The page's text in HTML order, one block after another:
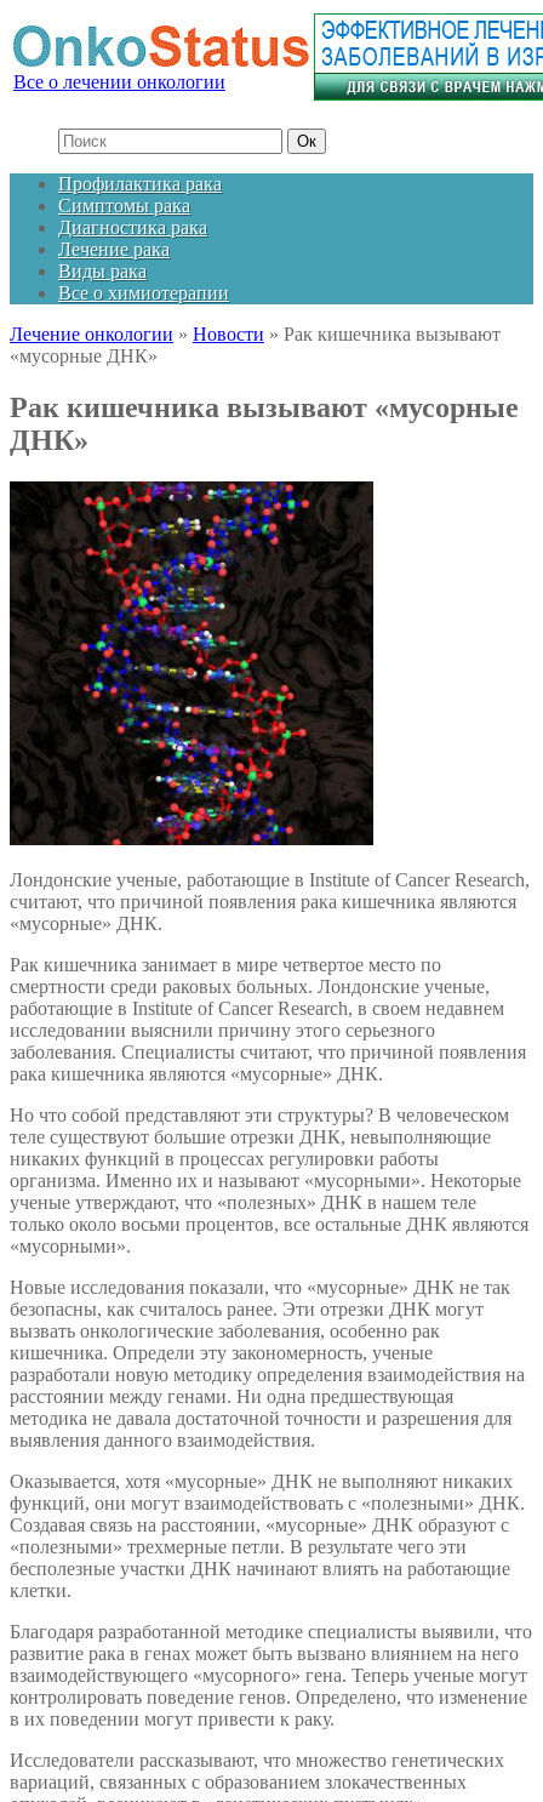
Все о лечении онкологии
Профилактика рака
Симптомы рака
Диагностика рака
Лечение рака
Виды рака
Все о химиотерапии
Лечение онкологии » Новости » Рак кишечника вызывают
«мусорные ДНК»
Рак кишечника вызывают «мусорные
ДНК»
Лондонские ученые, работающие в Institute of Cancer Research,
считают, что причиной появления рака кишечника являются
«мусорные» ДНК.
Рак кишечника занимает в мире четвертое место по
смертности среди раковых больных. Лондонские ученые,
работающие в Institute of Cancer Research, в своем недавнем
исследовании выяснили причину этого серьезного
заболевания. Специалисты считают, что причиной появления
рака кишечника являются «мусорные» ДНК.
Но что собой представляют эти структуры? В человеческом
теле существуют большие отрезки ДНК, невыполняющие
никаких функций в процессах регулировки работы
организма. Именно их и называют «мусорными». Некоторые
ученые утверждают, что «полезных» ДНК в нашем теле
только около восьми процентов, все остальные ДНК являются
«мусорными».
Новые исследования показали, что «мусорные» ДНК не так
безопасны, как считалось ранее. Эти отрезки ДНК могут
вызвать онкологические заболевания, особенно рак
кишечника. Определи эту закономерность, ученые
разработали новую методику определения взаимодействия на
расстоянии между генами. Ни одна предшествующая
методика не давала достаточной точности и разрешения для
выявления данного взаимодействия.
Оказывается, хотя «мусорные» ДНК не выполняют никаких
функций, они могут взаимодействовать с «полезными» ДНК.
Создавая связь на расстоянии, «мусорные» ДНК образуют с
«полезными» трехмерные петли. В результате чего эти
бесполезные участки ДНК начинают влиять на работающие
клетки.
Благодаря разработанной методике специалисты выявили, что
развитие рака в генах может быть вызвано влиянием на него
взаимодействующего «мусорного» гена. Теперь ученые могут
контролировать поведение генов. Определено, что изменение
в их поведении могут привести к раку.
Исследователи рассказывают, что множество генетических
вариаций, связанных с образованием злокачественных